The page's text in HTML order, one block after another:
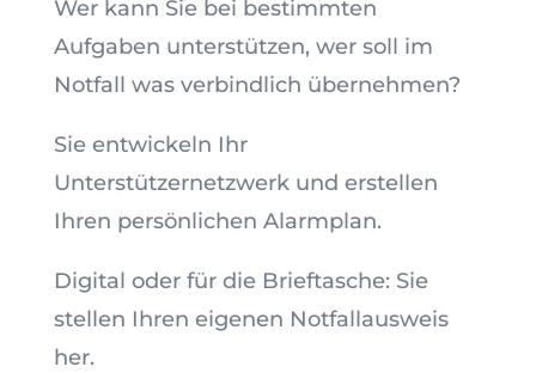
Wer kann Sie bei bestimmten
Aufgaben unterstützen, wer soll im
Notfall was verbindlich übernehmen?
Sie entwickeln Ihr
Unterstützernetzwerk und erstellen
Ihren persönlichen Alarmplan.
Digital oder für die Brieftasche: Sie
stellen Ihren eigenen Notfallausweis
her.